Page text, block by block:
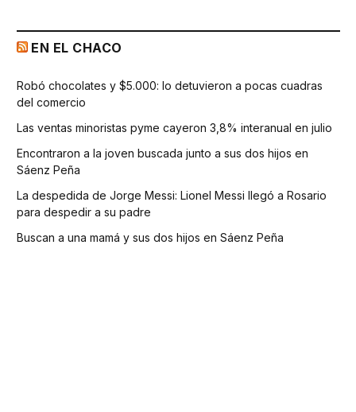
EN EL CHACO
Robó chocolates y $5.000: lo detuvieron a pocas cuadras
del comercio
Las ventas minoristas pyme cayeron 3,8% interanual en julio
Encontraron a la joven buscada junto a sus dos hijos en
Sáenz Peña
La despedida de Jorge Messi: Lionel Messi llegó a Rosario
para despedir a su padre
Buscan a una mamá y sus dos hijos en Sáenz Peña